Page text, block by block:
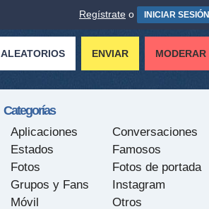
Regístrate o INICIAR SESIÓN
ALEATORIOS ENVIAR MODERAR
Categorías
Aplicaciones
Conversaciones
Estados
Famosos
Fotos
Fotos de portada
Grupos y Fans
Instagram
Móvil
Otros